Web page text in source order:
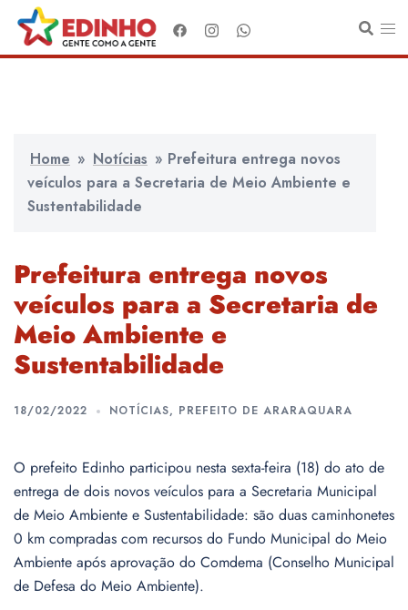
para
o
Home » Notícias » Prefeitura entrega novos
veículos para a Secretaria de Meio Ambiente e
Sustentabilidade
Prefeitura entrega novos
veículos para a Secretaria de
Meio Ambiente e
Sustentabilidade
18/02/2022 NOTÍCIAS, PREFEITO DE ARARAQUARA
O prefeito Edinho participou nesta sexta-feira (18) do ato de
entrega de dois novos veículos para a Secretaria Municipal
de Meio Ambiente e Sustentabilidade: são duas caminhonetes
0 km compradas com recursos do Fundo Municipal do Meio
Ambiente após aprovação do Comdema (Conselho Municipal
de Defesa do Meio Ambiente).